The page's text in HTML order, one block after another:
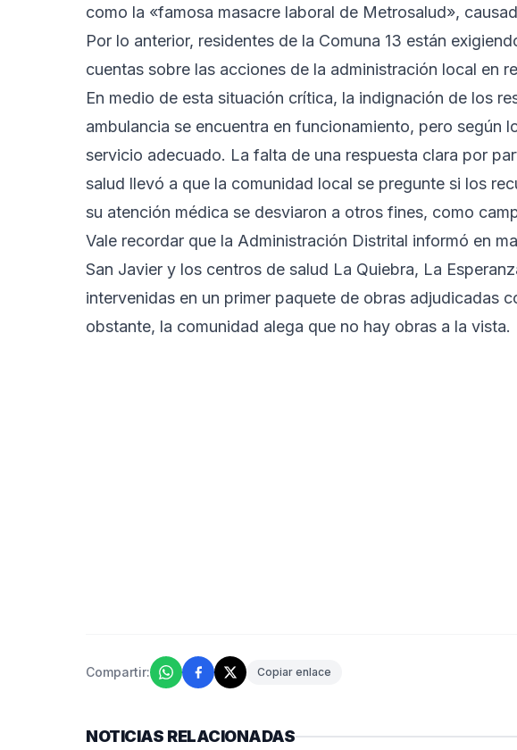
como la «famosa masacre laboral de Metrosalud»,
Por lo anterior, residentes de la Comuna 13 están
cuentas sobre las acciones de la administración local en
En medio de esta situación crítica, la indignación de los
ambulancia se encuentra en funcionamiento, pero según
servicio adecuado. La falta de una respuesta clara por
salud llevó a que la comunidad local se pregunte si los
su atención médica se desviaron a otros fines, como
Vale recordar que la Administración Distrital informó en
San Javier y los centros de salud La Quiebra, La
intervenidas en un primer paquete de obras adjudicadas
obstante, la comunidad alega que no hay obras a la vista.
Compartir: Copiar enlace
NOTICIAS RELACIONADAS